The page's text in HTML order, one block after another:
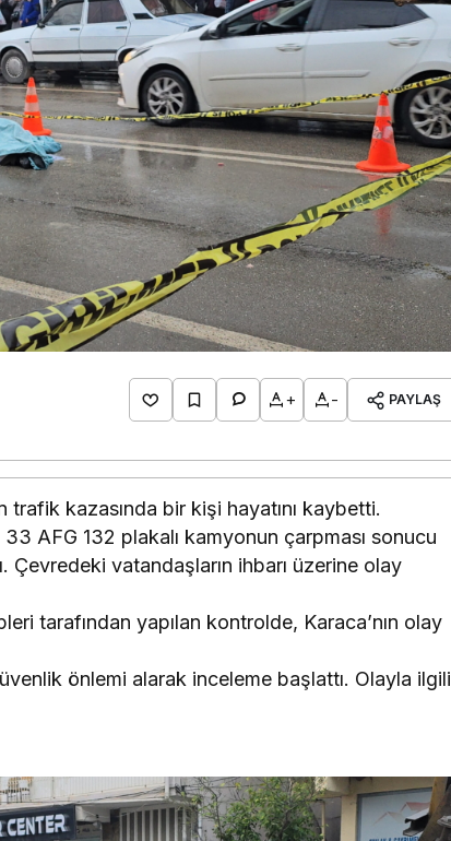
+ - PAYLAŞ
trafik kazasında bir kişi hayatını kaybetti.
AFG 132 plakalı kamyonun çarpması sonucu
Çevredeki vatandaşların ihbarı üzerine olay
tarafından yapılan kontrolde, Karaca’nın olay
önlemi alarak inceleme başlattı. Olayla ilgili